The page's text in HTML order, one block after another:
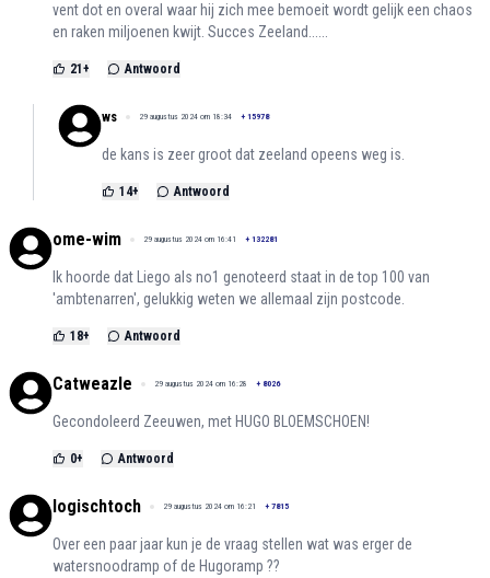
vent dot en overal waar hij zich mee bemoeit wordt gelijk een chaos
en raken miljoenen kwijt. Succes Zeeland......
21 + Antwoord
ws 29 augustus 2024 om 18:34 + 15978
de kans is zeer groot dat zeeland opeens weg is.
14+ Antwoord
ome-wim 29 augustus 2024 om 16:41 + 132281
Ik hoorde dat Liego als no1 genoteerd staat in de top 100 van
'ambtenarren', gelukkig weten we allemaal zijn postcode.
18+ Antwoord
Catweazle 29 augustus 2024 om 16:28 + 8026
Gecondoleerd Zeeuwen, met HUGO BLOEMSCHOEN!
0+ Antwoord
logischtoch 29 augustus 2024 om 16:21 + 7815
Over een paar jaar kun je de vraag stellen wat was erger de
watersnoodramp of de Hugoramp ??